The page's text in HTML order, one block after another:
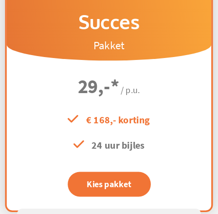
Succes
Pakket
29,-* / p.u.
€ 168,- korting
24 uur bijles
Kies pakket